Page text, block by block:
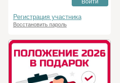
Войти
Регистрация участника
Восстановить пароль